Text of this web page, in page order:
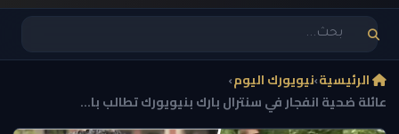
الرئيسية›نيويورك اليوم›
عائلة ضحية انفجار في سنترال بارك بنيويورك تطالب با...